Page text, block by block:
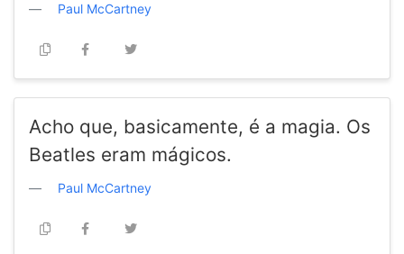
Paul McCartney
Acho que, basicamente, é a magia. Os
Beatles eram mágicos.
Paul McCartney